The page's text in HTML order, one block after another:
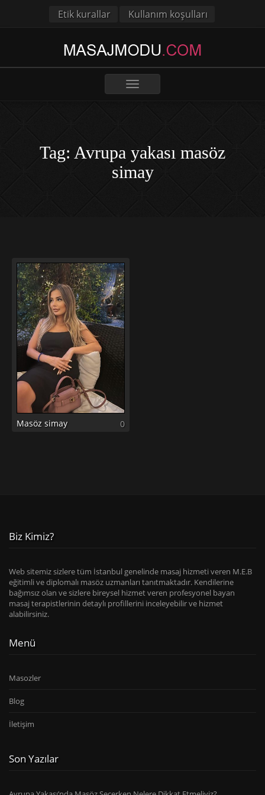
Etik kurallar Kullanım koşulları
Toggle
Tag: Avrupa yakası masöz
simay
Masöz simay 0
Biz Kimiz?
Web sitemiz sizlere tüm İstanbul genelinde masaj hizmeti veren M.E.B
eğitimli ve diplomalı masöz uzmanları tanıtmaktadır. Kendilerine
bağımsız olan ve sizlere bireysel hizmet veren profesyonel bayan
masaj terapistlerinin detaylı profillerini inceleyebilir ve hizmet
alabilirsiniz.
Menü
Masozler
Blog
İletişim
Son Yazılar